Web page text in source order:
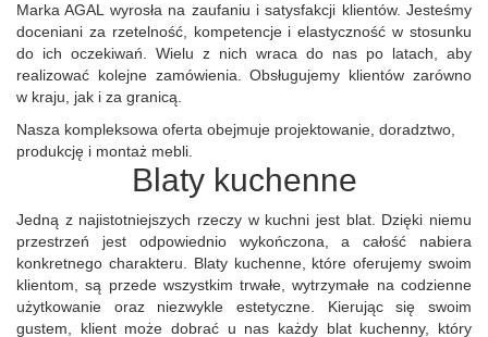
Marka AGAL wyrosła na zaufaniu i satysfakcji klientów. Jesteśmy
doceniani za rzetelność, kompetencje i elastyczność w stosunku
do ich oczekiwań. Wielu z nich wraca do nas po latach, aby
realizować kolejne zamówienia. Obsługujemy klientów zarówno
w kraju, jak i za granicą.
Nasza kompleksowa oferta obejmuje projektowanie, doradztwo,
produkcję i montaż mebli.
Blaty kuchenne
Jedną z najistotniejszych rzeczy w kuchni jest blat. Dzięki niemu
przestrzeń jest odpowiednio wykończona, a całość nabiera
konkretnego charakteru. Blaty kuchenne, które oferujemy swoim
klientom, są przede wszystkim trwałe, wytrzymałe na codzienne
użytkowanie oraz niezwykle estetyczne. Kierując się swoim
gustem, klient może dobrać u nas każdy blat kuchenny, który